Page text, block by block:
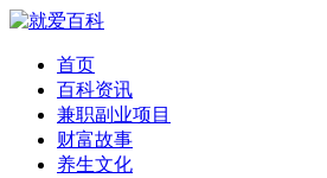
首页
百科资讯
兼职副业项目
财富故事
养生文化